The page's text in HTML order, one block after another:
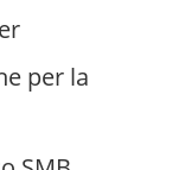
per la